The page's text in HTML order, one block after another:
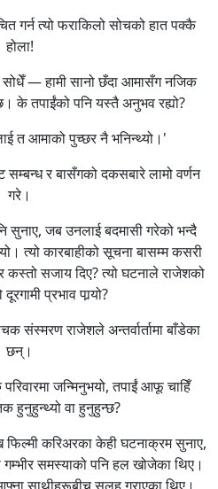
गर्न त्यो फराकिलो सोचको हात पक्कै
होला!
— हामी सानो छँदा आमासँग नजिक
के तपाईंको पनि यस्तै अनुभव रह्यो?
त आमाको पुच्छर नै भनिन्थ्यो।'
र बासँगको दकसबारे लामो वर्णन
गरे।
सुनाए, जब उनलाई बदमासी गरेको भन्दै
त्यो कारबाहीको सूचना बासम्म कसरी
कस्तो सजाय दिए? त्यो घटनाले राजेशको
प्रभाव पार्‍यो?
संस्मरण राजेशले अन्तर्वार्तामा बाँडेका
छन्।
जन्मिनुभयो, तपाईं आफू चाहिँ
हुनुहुन्थ्यो वा हुनुहुन्छ?
करिअरका केही घटनाक्रम सुनाए,
समस्याको पनि हल खोजेका थिए।
साथीहरूबीच सुलह गराएका थिए।